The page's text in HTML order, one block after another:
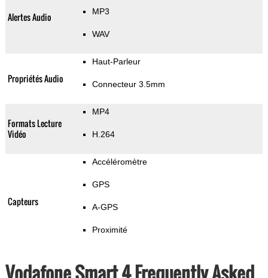
Alertes Audio MP3
WAV
Propriétés Audio
Haut-Parleur
Connecteur 3.5mm
Formats Lecture
Vidéo
MP4
H.264
Capteurs
Accéléromètre
GPS
A-GPS
Proximité